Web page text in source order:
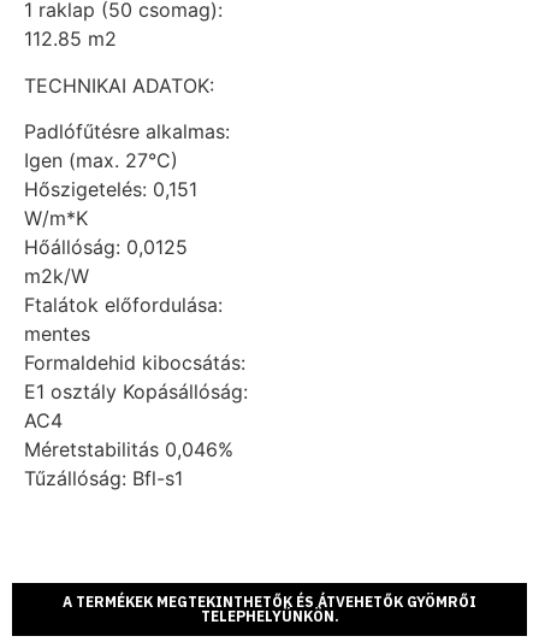
1 raklap (50 csomag):
112.85 m2
TECHNIKAI ADATOK:
Padlófűtésre alkalmas:
Igen (max. 27°C)
Hőszigetelés: 0,151
W/m*K
Hőállóság: 0,0125
m2k/W
Ftalátok előfordulása:
mentes
Formaldehid kibocsátás:
E1 osztály Kopásállóság:
AC4
Méretstabilitás 0,046%
Tűzállóság: Bfl-s1
A TERMÉKEK MEGTEKINTHETŐK ÉS ÁTVEHETŐK GYÖMRŐI
TELEPHELYÜNKÖN.